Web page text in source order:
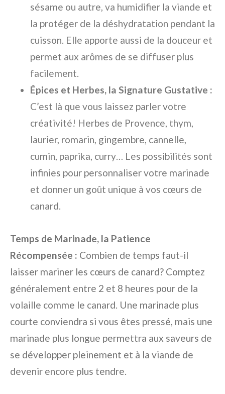
sésame ou autre, va humidifier la viande et
la protéger de la déshydratation pendant la
cuisson. Elle apporte aussi de la douceur et
permet aux arômes de se diffuser plus
facilement.
Épices et Herbes, la Signature Gustative :
C’est là que vous laissez parler votre
créativité! Herbes de Provence, thym,
laurier, romarin, gingembre, cannelle,
cumin, paprika, curry… Les possibilités sont
infinies pour personnaliser votre marinade
et donner un goût unique à vos cœurs de
canard.
Temps de Marinade, la Patience
Récompensée : Combien de temps faut-il
laisser mariner les cœurs de canard? Comptez
généralement entre 2 et 8 heures pour de la
volaille comme le canard. Une marinade plus
courte conviendra si vous êtes pressé, mais une
marinade plus longue permettra aux saveurs de
se développer pleinement et à la viande de
devenir encore plus tendre.